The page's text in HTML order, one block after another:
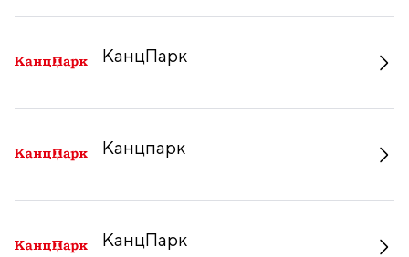
КанцПарк
Канцпарк
КанцПарк